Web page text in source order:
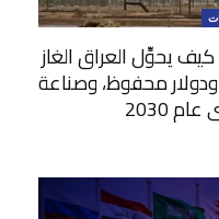
يحوِّل العراق الغاز
محفوظ، وصناعة
2030